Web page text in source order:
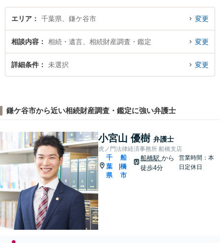
て参ります。
エリア 千葉県、鎌ケ谷市 変更
相談内容 相続・遺言、相続財産調査・鑑定 変更
詳細条件 未選択 変更
鎌ケ谷市から近い相続財産調査・鑑定に強い弁護士
小宮山 優樹 弁護士
虎ノ門法律経済事務所 船橋支店
千
葉
県
船
橋
市
船橋駅から
徒歩4分
営業時間：本
日定休日